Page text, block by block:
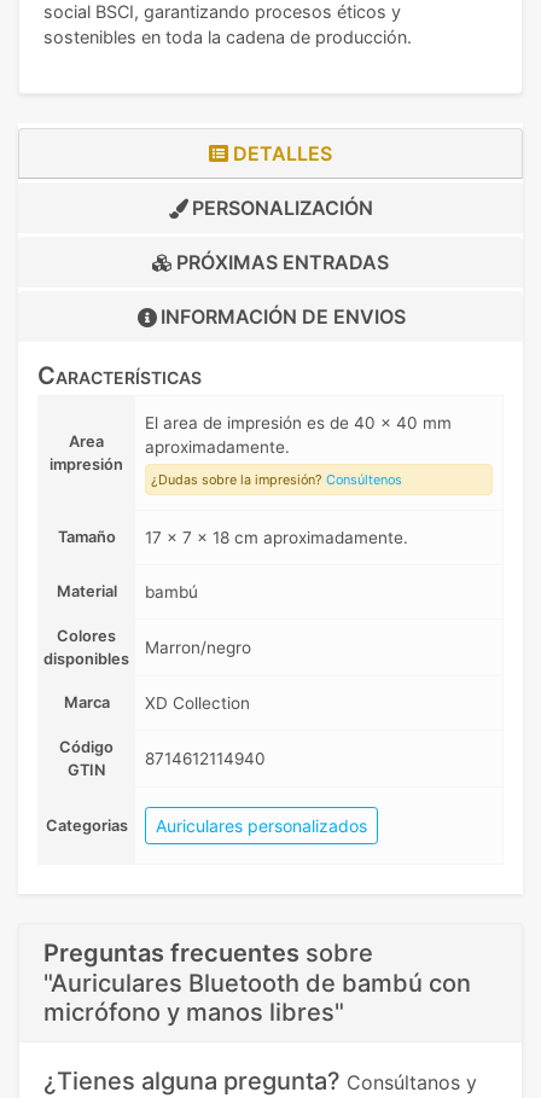
social BSCI, garantizando procesos éticos y
sostenibles en toda la cadena de producción.
DETALLES
PERSONALIZACIÓN
PRÓXIMAS ENTRADAS
INFORMACIÓN DE ENVIOS
Características
Area
impresión
El area de impresión es de 40 x 40 mm
aproximadamente.
¿Dudas sobre la impresión? Consúltenos
Tamaño 17 x 7 x 18 cm aproximadamente.
Material bambú
Colores
disponibles
Marron/negro
Marca XD Collection
Código
GTIN
8714612114940
Categorias Auriculares personalizados
Preguntas frecuentes sobre
"Auriculares Bluetooth de bambú con
micrófono y manos libres"
¿Tienes alguna pregunta? Consúltanos y